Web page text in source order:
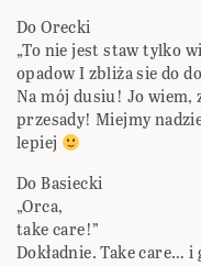
Do Orecki
„To nie jest staw tylko
opadow I zbliża sie do
Na mój dusiu! Jo wiem,
przesady! Miejmy
lepiej
Do Basiecki
„Orca,
take care!”
Dokładnie. Take care… i